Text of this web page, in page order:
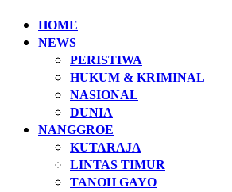
HOME
NEWS
PERISTIWA
HUKUM & KRIMINAL
NASIONAL
DUNIA
NANGGROE
KUTARAJA
LINTAS TIMUR
TANOH GAYO